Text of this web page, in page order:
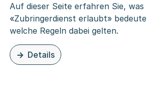
Auf dieser Seite erfahren Sie, was
«Zubringerdienst erlaubt»
welche Regeln dabei gelten.
Details
zu dieser Organisationsseite: